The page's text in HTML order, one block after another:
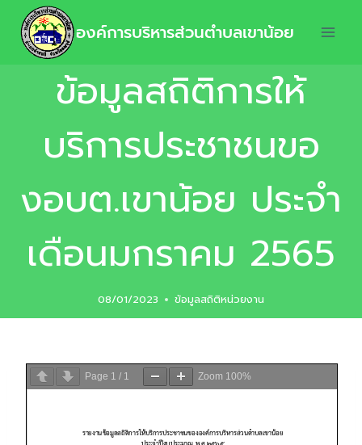
องค์การบริหารส่วนตำบลเขาน้อย
ข้อมูลสถิติการให้
บริการประชาชนขอ
งอบต.เขาน้อย ประจำ
เดือนมกราคม 2565
08/01/2023 ข้อมูลสถิติหน่วยงาน
Page 1 / 1 Zoom 100%